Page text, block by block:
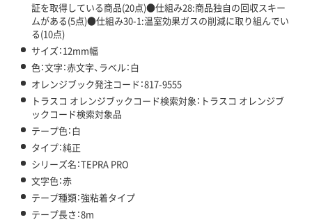
証を取得している商品(20点)●仕組み28:商品独自の回収スキー
ムがある(5点)●仕組み30-1:温室効果ガスの削減に取り組んでい
る(10点)
サイズ：12mm幅
色：文字：赤文字、ラベル：白
オレンジブック発注コード：817-9555
トラスコ オレンジブックコード検索対象：トラスコ オレンジブ
ックコード検索対象品
テープ色：白
タイプ：純正
シリーズ名：TEPRA PRO
文字色：赤
テープ種類：強粘着タイプ
テープ長さ：8m